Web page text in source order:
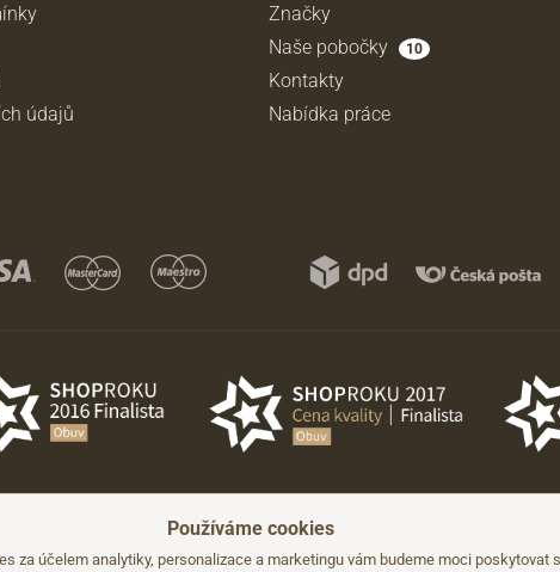
údajů
Značky
Naše pobočky
10
Kontakty
Nabídka práce
Používáme cookies
za účelem analytiky, personalizace a marketingu vám budeme moci poskytovat